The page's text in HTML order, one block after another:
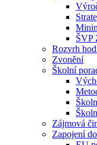
ŠVP
Rozvrh
Zvonění
Školní
Zájmová
Zapojení